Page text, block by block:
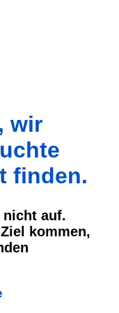
wir
finden.
nicht auf.
kommen,